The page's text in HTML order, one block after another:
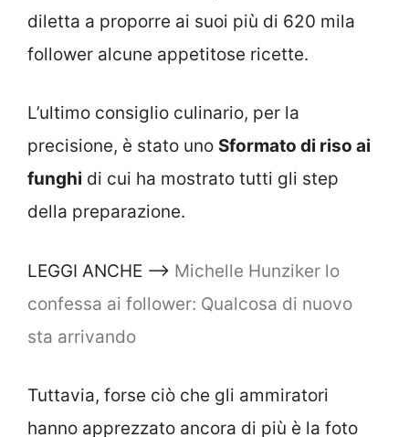
diletta a proporre ai suoi più di 620 mila
follower alcune appetitose ricette.
L’ultimo consiglio culinario, per la
precisione, è stato uno Sformato di riso ai
funghi di cui ha mostrato tutti gli step
della preparazione.
LEGGI ANCHE –> Michelle Hunziker lo
confessa ai follower: Qualcosa di nuovo
sta arrivando
Tuttavia, forse ciò che gli ammiratori
hanno apprezzato ancora di più è la foto